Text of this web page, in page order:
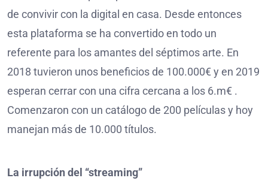
de convivir con la digital en casa. Desde entonces
esta plataforma se ha convertido en todo un
referente para los amantes del séptimos arte. En
2018 tuvieron unos beneficios de 100.000€ y en 2019
esperan cerrar con una cifra cercana a los 6.m€ .
Comenzaron con un catálogo de 200 películas y hoy
manejan más de 10.000 títulos.
La irrupción del “streaming”